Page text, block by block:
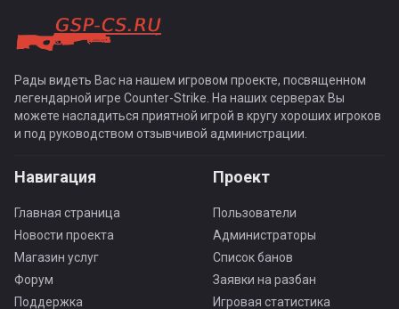
Рады видеть Вас на нашем игровом проекте, посвященном
легендарной игре Counter-Strike. На наших серверах Вы
можете насладиться приятной игрой в кругу хороших игроков
и под руководством отзывчивой администрации.
Навигация
Главная страница
Новости проекта
Магазин услуг
Форум
Поддержка
Проект
Пользователи
Администраторы
Список банов
Заявки на разбан
Игровая статистика